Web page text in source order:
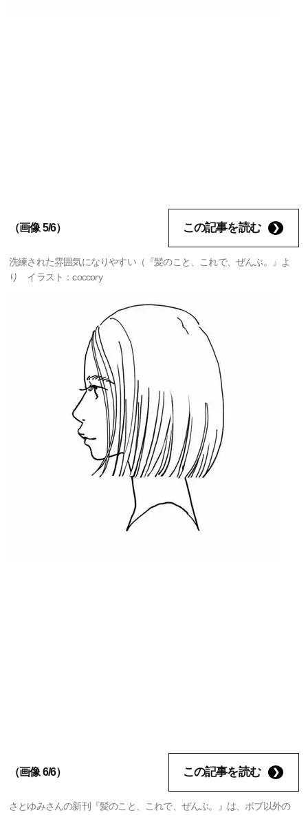
（画像 5/6） この記事を読む
洗練された雰囲気になりやすい（『髪のこと、これで、ぜんぶ。』よ
り イラスト：coccory
（画像 6/6） この記事を読む
さとゆみさんの新刊『髪のこと、これで、ぜんぶ。』は、ボブ以外の